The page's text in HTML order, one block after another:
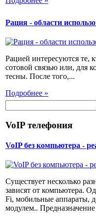
Рация - области
Рацией интересуются те,
сотовой связью или, для
тесны. После того,...
Подробнее »
VoIP телефония
VoIP без компьютера -
Существует несколько
зависят от компьютера.
Fi, мобильные аппараты,
модулем..